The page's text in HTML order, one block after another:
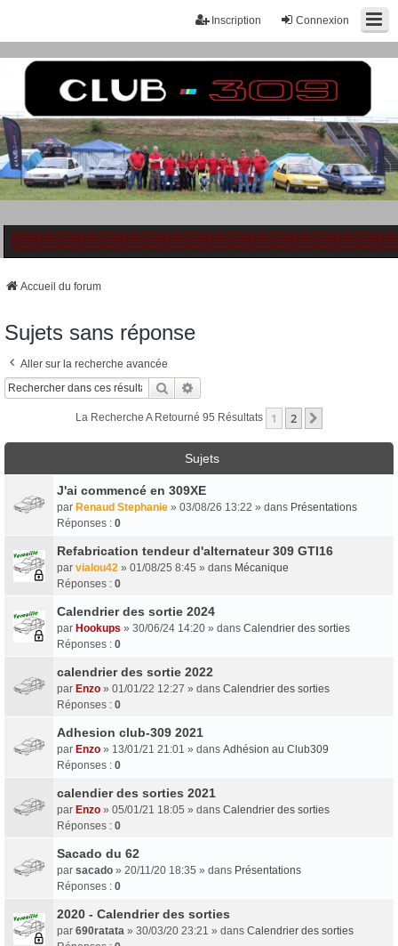
Connexion
Inscription
Accueil du forum
Sujets sans réponse
Aller sur la recherche avancée
Rechercher
La Recherche A Retourné 95 Résultats 1 2
Sujets
J'ai commencé en 309XE
par Renaud Stephanie » 03/08/26 13:22 » dans Présentations
Réponses : 0
Refabrication tendeur d'alternateur 309 GTI16
par vialou42 » 01/08/25 8:45 » dans Mécanique
Réponses : 0
Calendrier des sortie 2024
par Hookups » 30/06/24 14:20 » dans Calendrier des sorties
Réponses : 0
calendrier des sortie 2022
par Enzo » 01/01/22 12:27 » dans Calendrier des sorties
Réponses : 0
Adhesion club-309 2021
par Enzo » 13/01/21 21:01 » dans Adhésion au Club309
Réponses : 0
calendier des sorties 2021
par Enzo » 05/01/21 18:05 » dans Calendrier des sorties
Réponses : 0
Sacado du 62
par sacado » 20/11/20 18:35 » dans Présentations
Réponses : 0
2020 - Calendrier des sorties
par 690ratata » 30/03/20 23:21 » dans Calendrier des sorties